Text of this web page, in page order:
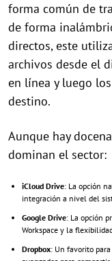
forma común de
de forma
directos, este
archivos desde el
en línea y luego
destino.
Aunque hay
dominan el sector:
iCloud Drive: La opción
integración a nivel del
Google Drive: La opción
Workspace y la
Dropbox: Un favorito